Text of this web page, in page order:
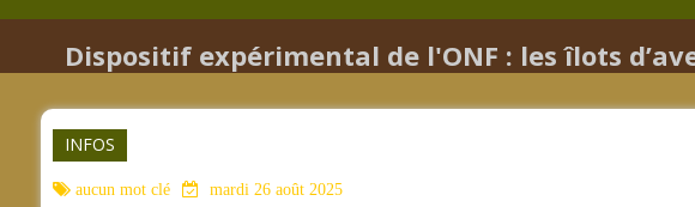
Dispositif expérimental de l'ONF : les îlots
INFOS
aucun mot clé mardi 26 août 2025